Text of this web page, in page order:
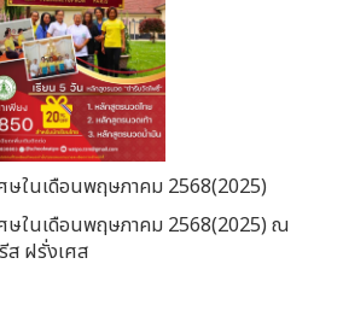
ษในเดือนพฤษภาคม 2568(2025)
ษในเดือนพฤษภาคม 2568(2025) ณ
ส ฝรั่งเศส